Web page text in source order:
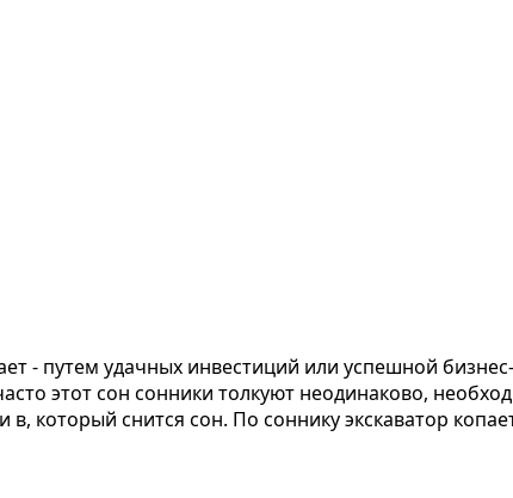
- путем удачных инвестиций или успешной
этот сон сонники толкуют неодинаково,
который снится сон. По соннику экскаватор